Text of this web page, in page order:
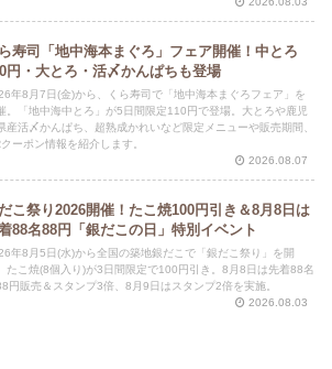
寿司「地中海本まぐろ」フェア開催！中とろ
円・大とろ・活〆かんぱちも登場
年8月7日(金)から、くら寿司で「地中海本まぐろフェア」を
。「地中海中とろ」が5日間限定110円で登場。大とろや鹿児
産活〆かんぱち、超熟成かれいなど限定メニューや販売期間、
ーポン情報を紹介します。
2026.08.07
こ祭り2026開催！たこ焼100円引き＆8月8日は
88名88円「銀だこの日」特別イベント
年8月5日(水)から全国の築地銀だこで「銀だこ祭り」を開
たこ焼(8個入り)が3日間限定で100円引き。8月8日は先着88名
円販売＆スタンプ3倍、8月9日はスタンプ2倍を実施。
2026.08.03